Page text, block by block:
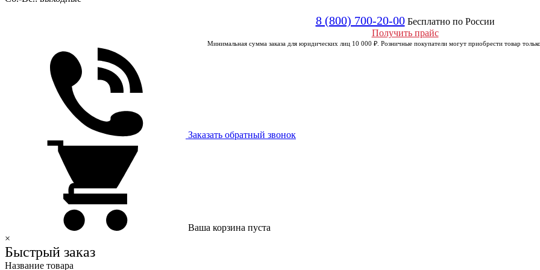
8 (800) 700-20-00 Бесплатно по России
Получить прайс
Минимальная сумма заказа для юридических лиц 10 000 ₽. Розничные покупатели могут приобрести товар
Заказать обратный звонок
Ваша корзина пуста
×
Быстрый заказ
Название товара